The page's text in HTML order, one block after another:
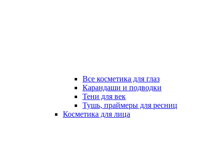
Все косметика для глаз
Карандаши и подводки
Тени для век
Тушь, праймеры для ресниц
Косметика для лица